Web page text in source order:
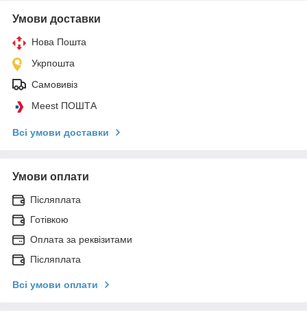
Умови доставки
Нова Пошта
Укрпошта
Самовивіз
Meest ПОШТА
Всі умови доставки
Умови оплати
Післяплата
Готівкою
Оплата за реквізитами
Післяплата
Всі умови оплати